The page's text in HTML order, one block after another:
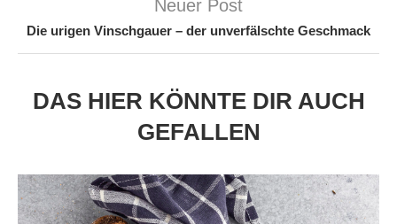
Neuer Post
Die urigen Vinschgauer – der unverfälschte Geschmack
DAS HIER KÖNNTE DIR AUCH
GEFALLEN